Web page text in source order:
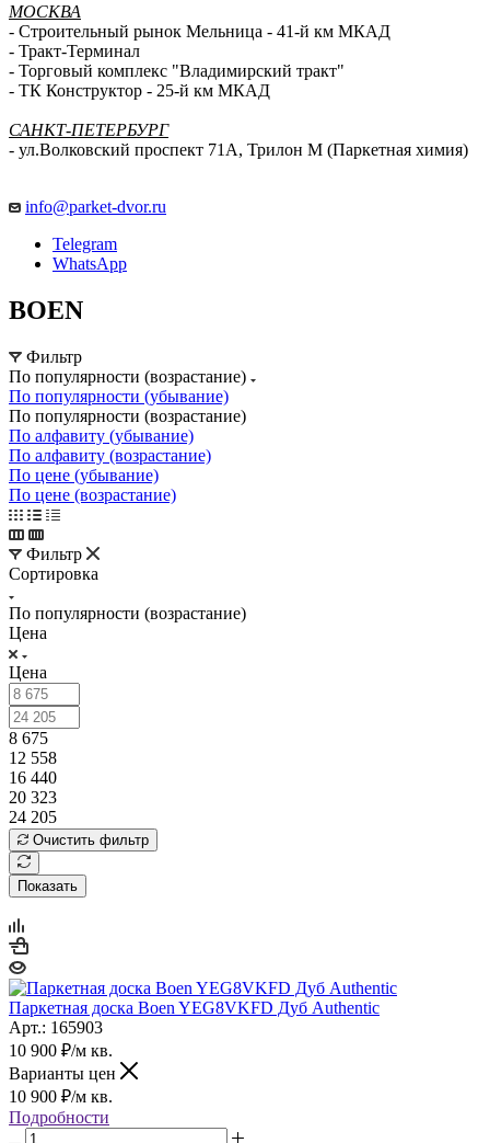
МОСКВА
- Строительный рынок Мельница - 41-й км МКАД
- Тракт-Терминал
- Торговый комплекс "Владимирский тракт"
- ТК Конструктор - 25-й км МКАД
САНКТ-ПЕТЕРБУРГ
- ул.Волковский проспект 71А, Трилон М (Паркетная химия)
info@parket-dvor.ru
Telegram
WhatsApp
BOEN
Фильтр
По популярности (возрастание)
По популярности (убывание)
По популярности (возрастание)
По алфавиту (убывание)
По алфавиту (возрастание)
По цене (убывание)
По цене (возрастание)
Фильтр
Сортировка
По популярности (возрастание)
Цена
Цена
8 675
12 558
16 440
20 323
24 205
Очистить фильтр
Показать
Паркетная доска Boen YEG8VKFD Дуб Authentic
Арт.: 165903
10 900 ₽/м кв.
Варианты цен
10 900 ₽/м кв.
Подробности